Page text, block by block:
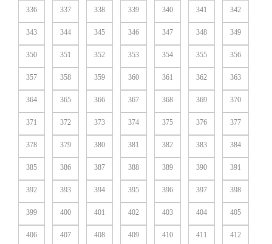
336 337 338 339 340 341 342
343 344 345 346 347 348 349
350 351 352 353 354 355 356
357 358 359 360 361 362 363
364 365 366 367 368 369 370
371 372 373 374 375 376 377
378 379 380 381 382 383 384
385 386 387 388 389 390 391
392 393 394 395 396 397 398
399 400 401 402 403 404 405
406 407 408 409 410 411 412